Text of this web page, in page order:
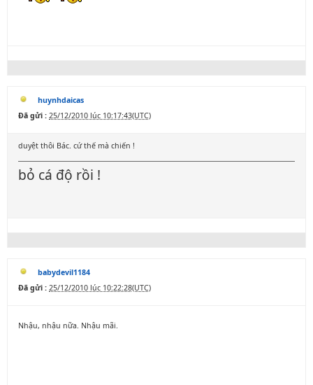
huynhdaicas
Đã gửi : 25/12/2010 lúc 10:17:43(UTC)
duyệt thôi Bác. cứ thế mà chiến !
bỏ cá độ rồi !
babydevil1184
Đã gửi : 25/12/2010 lúc 10:22:28(UTC)
Nhậu, nhậu nữa. Nhậu mãi.